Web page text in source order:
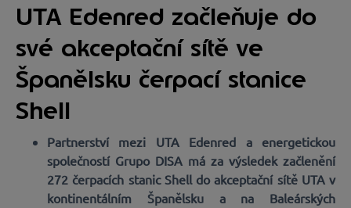
UTA Edenred začleňuje do
své akceptační sítě ve
Španělsku čerpací stanice
Shell
Partnerství mezi UTA Edenred a energetickou
společností Grupo DISA má za výsledek začlenění
272 čerpacích stanic Shell do akceptační sítě UTA v
kontinentálním Španělsku a na Baleárských